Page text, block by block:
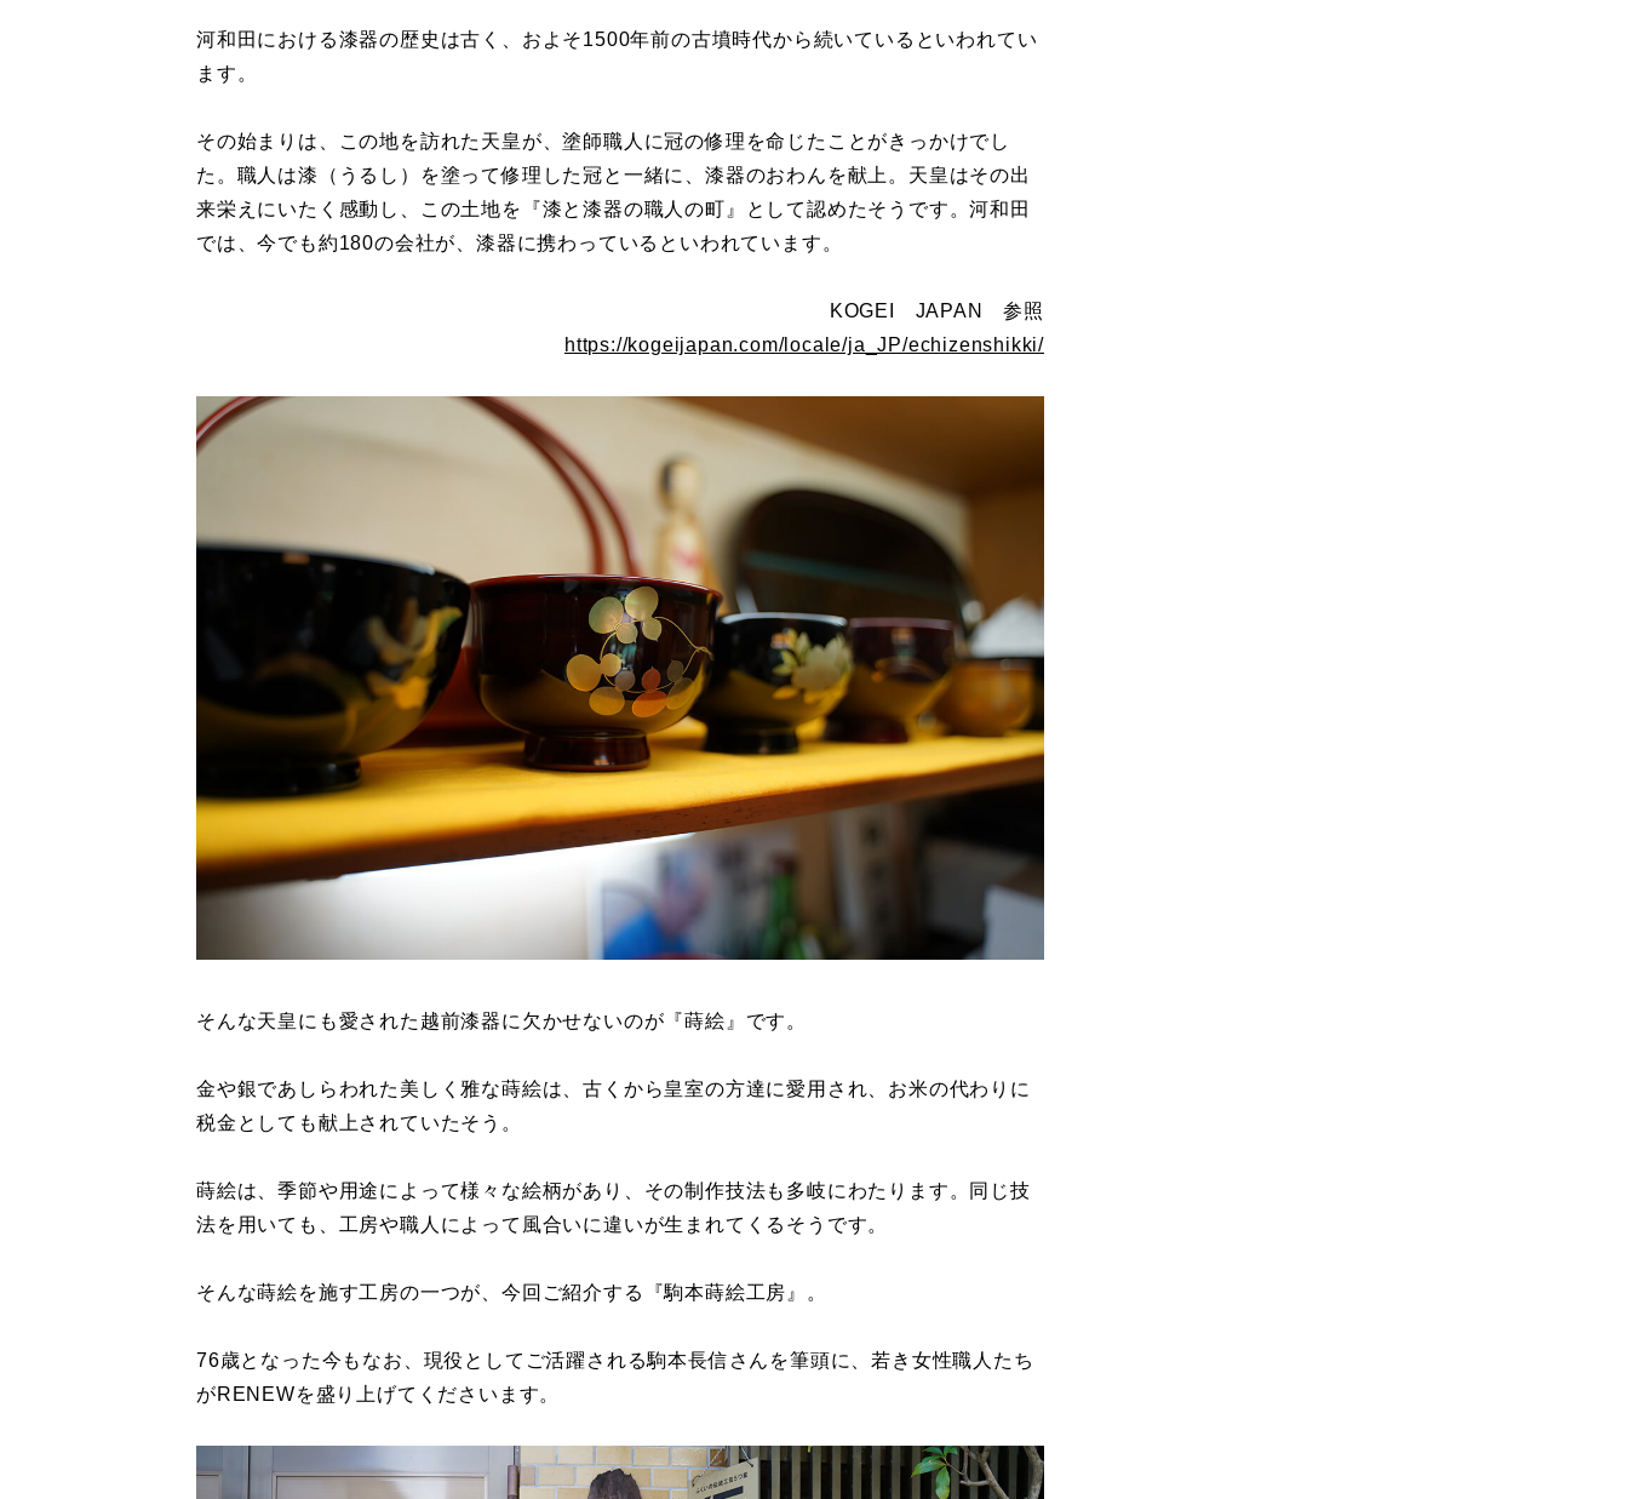
河和田における漆器の歴史は古く、およそ1500年前の古墳時代から続いているといわれてい
ます。
その始まりは、この地を訪れた天皇が、塗師職人に冠の修理を命じたことがきっかけでし
た。職人は漆（うるし）を塗って修理した冠と一緒に、漆器のおわんを献上。天皇はその出
来栄えにいたく感動し、この土地を『漆と漆器の職人の町』として認めたそうです。河和田
では、今でも約180の会社が、漆器に携わっているといわれています。
KOGEI JAPAN 参照
https://kogeijapan.com/locale/ja_JP/echizenshikki/
そんな天皇にも愛された越前漆器に欠かせないのが『蒔絵』です。
金や銀であしらわれた美しく雅な蒔絵は、古くから皇室の方達に愛用され、お米の代わりに
税金としても献上されていたそう。
蒔絵は、季節や用途によって様々な絵柄があり、その制作技法も多岐にわたります。同じ技
法を用いても、工房や職人によって風合いに違いが生まれてくるそうです。
そんな蒔絵を施す工房の一つが、今回ご紹介する『駒本蒔絵工房』。
76歳となった今もなお、現役としてご活躍される駒本長信さんを筆頭に、若き女性職人たち
がRENEWを盛り上げてくださいます。